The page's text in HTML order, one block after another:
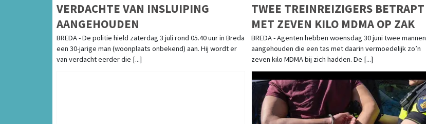
VERDACHTE VAN INSLUIPING
AANGEHOUDEN
BREDA - De politie hield zaterdag 3 juli rond 05.40 uur in Breda
een 30-jarige man (woonplaats onbekend) aan. Hij wordt er
van verdacht eerder die [...]
TWEE TREINREIZIGERS BETRAPT
MET ZEVEN KILO MDMA OP ZAK
BREDA - Agenten hebben woensdag 30 juni twee mannen
aangehouden die een tas met daarin vermoedelijk zo’n
zeven kilo MDMA bij zich hadden. De [...]